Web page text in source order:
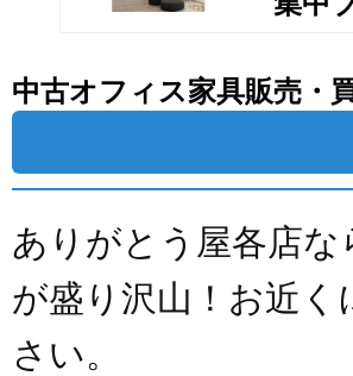
中古オフィス家具販売・
ありがとう屋各店
が盛り沢山！お近
さい。